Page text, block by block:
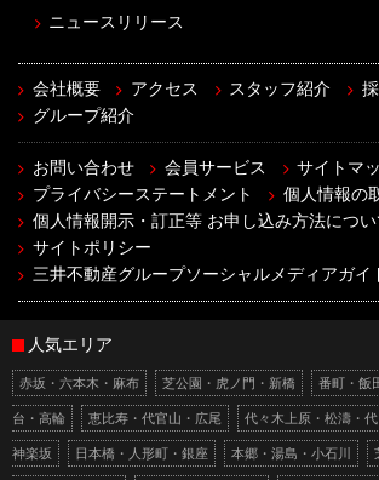
ニュースリリース
会社概要 アクセス スタッフ紹介
グループ紹介
お問い合わせ 会員サービス
サイトマ
プライバシーステートメント
個人情報の
個人情報開示・訂正等 お申し込み方法につい
サイトポリシー
三井不動産グループソーシャルメディアガイ
人気エリア
赤坂・六本木・麻布 芝公園・虎ノ門・新橋 番町・飯
台・高輪 恵比寿・代官山・広尾 代々木上原・松濤・
神楽坂 日本橋・人形町・銀座 本郷・湯島・小石川